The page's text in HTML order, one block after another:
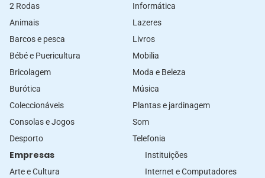
2 Rodas
Animais
Barcos e pesca
Bébé e Puericultura
Bricolagem
Burótica
Coleccionáveis
Consolas e Jogos
Desporto
Informática
Lazeres
Livros
Mobilia
Moda e Beleza
Música
Plantas e jardinagem
Som
Telefonia
Empresas
Arte e Cultura
Instituições
Internet e Computadores